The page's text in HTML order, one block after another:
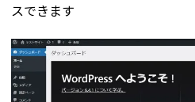
スできます